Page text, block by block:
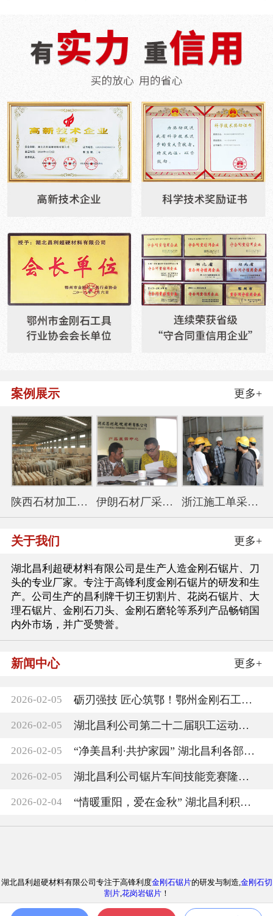
案例展示 更多+
陕西石材加工厂采购350花 伊朗石材厂采购金刚石锯 浙江施工单采购114干切王
关于我们 更多+
湖北昌利超硬材料有限公司是生产人造金刚石锯片、刀
头的专业厂家。专注于高锋利度金刚石锯片的研发和生
产。公司生产的昌利牌干切王切割片、花岗石锯片、大
理石锯片、金刚石刀头、金刚石磨轮等系列产品畅销国
内外市场，并广受赞誉。
新闻中心 更多+
2026-02-05 砺刃强技 匠心筑鄂！鄂州金刚石工具第二届技能
2026-02-05 湖北昌利公司第二十二届职工运动会圆满收官，
2026-02-05 “净美昌利·共护家园” 湖北昌利各部门负责人
2026-02-05 湖北昌利公司锯片车间技能竞赛隆重召开
2026-02-04 “情暖重阳，爱在金秋” 湖北昌利积极参与敬老
湖北昌利超硬材料有限公司专注于高锋利度金刚石锯片的研发与制造, 金刚石切
割片, 花岗岩锯片！